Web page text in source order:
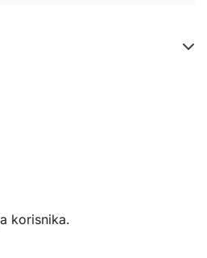
korisnika.